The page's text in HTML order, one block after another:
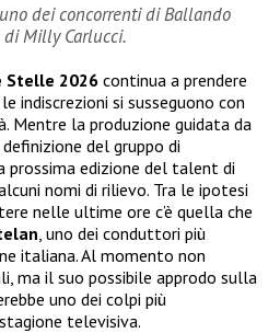
dei concorrenti di Ballando
Milly Carlucci.
Stelle 2026 continua a prendere
indiscrezioni si susseguono con
Mentre la produzione guidata da
del gruppo di
prossima edizione del talent di
nomi di rilievo. Tra le ipotesi
nelle ultime ore c’è quella che
, uno dei conduttori più
italiana. Al momento non
ma il suo possibile approdo sulla
uno dei colpi più
televisiva.